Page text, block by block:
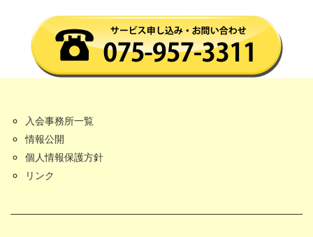
入会事務所一覧
情報公開
個人情報保護方針
リンク